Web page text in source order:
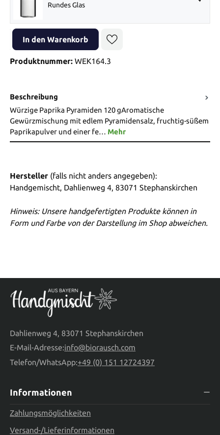
Rundes Glas
Produkt Anzahl: Gib den gewünschten Wert ein oder benutze die
In den Warenkorb
Produktnummer: WEK164.3
Beschreibung
Würzige Paprika Pyramiden 120 gAromatische
Gewürzmischung mit edlem Pyramidensalz, fruchtig-süßem
Paprikapulver und einer fe… Mehr
Hersteller (falls nicht anders angegeben):
Handgemischt, Dahlienweg 4, 83071 Stephanskirchen
Hinweis: Unsere handgefertigten Produkte können in
Form und Farbe von der Darstellung im Shop abweichen.
Dahlienweg 4, 83071 Stephanskirchen
E-Mail-Adresse:info@biorausch.com
Telefon/WhatsApp:+49 (0) 151 12724397
Informationen
Zahlungsmöglichkeiten
Versand-/Lieferinformationen